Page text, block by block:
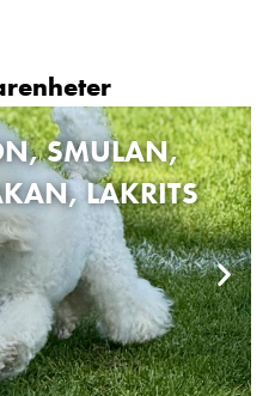
SMULAN,
LAKRITS